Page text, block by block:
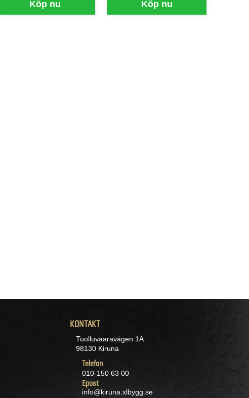
Köp nu Köp nu
KONTAKT
Tuolluvaaravägen 1A
98130 Kiruna
Telefon
010-150 63 00
Epost
info@kiruna.xlbygg.se